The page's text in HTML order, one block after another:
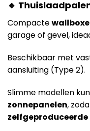
🔹
Compacte
garage of gevel,
Beschikbaar met
aansluiting (Type 2).
Slimme modellen
zonnepanelen,